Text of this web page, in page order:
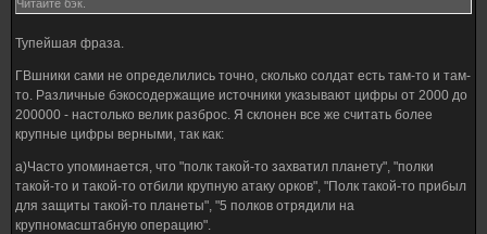
Читайте бэк.
Тупейшая фраза.
ГВшники сами не определились точно, сколько солдат есть там-то и там-
то. Различные бэкосодержащие источники указывают цифры от 2000 до
200000 - настолько велик разброс. Я склонен все же считать более
крупные цифры верными, так как:
а)Часто упоминается, что "полк такой-то захватил планету", "полки
такой-то и такой-то отбили крупную атаку орков", "Полк такой-то прибыл
для защиты такой-то планеты", "5 полков отрядили на
крупномасштабную операцию".